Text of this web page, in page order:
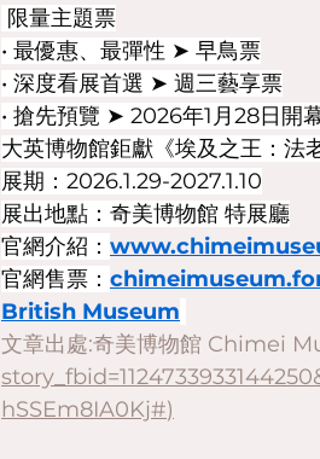
限量主題票
• 最優惠、最彈性 ➤ 早鳥票
• 深度看展首選 ➤ 週三藝享票
• 搶先預覽 ➤ 2026年1月28日開
大英博物館鉅獻《埃及之王：法
展期：2026.1.29-2027.1.10
展出地點：奇美博物館 特展廳
官網介紹：
官網售票：
British Museum
文章出處:奇美博物館 Chimei
hSSEm8IA0Kj#)